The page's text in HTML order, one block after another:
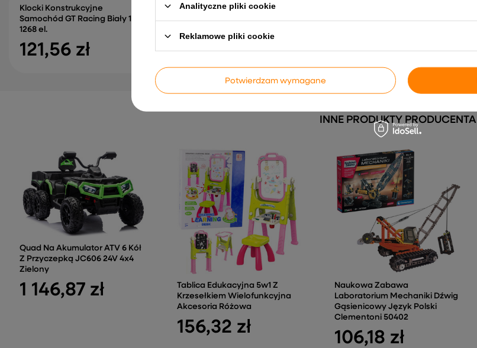
Klocki Konstrukcyjne
Samochód GT Racing Biały 1:14
1268 el.
121,56 zł
INNE PRODUKTY PRODUCENTA
Quad Na Akumulator ATV 6 Kół
Z Przyczepką JC606 24V 4x4
Zielony
1 146,87 zł
Tablica Edukacyjna 5w1 Z
Krzesełkiem Wielofunkcyjna
Akcesoria Różowa
156,32 zł
Naukowa Zabawa
Laboratorium Mechaniki Dźwig
Gąsienicowy Język Polski
Clementoni 50402
106,18 zł
Analityczne pliki cookie
Reklamowe pliki cookie
Potwierdzam wymagane